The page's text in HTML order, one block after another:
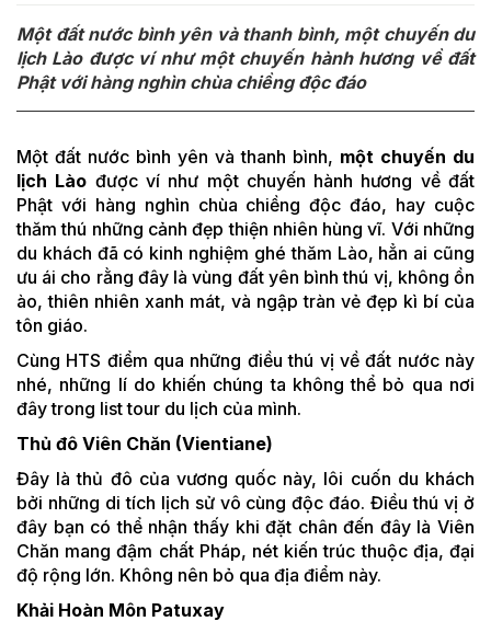
Một đất nước bình yên và thanh bình, một chuyến du
lịch Lào được ví như một chuyến hành hương về đất
Phật với hàng nghìn chùa chiềng độc đáo
Một đất nước bình yên và thanh bình, một chuyến du
lịch Lào được ví như một chuyến hành hương về đất
Phật với hàng nghìn chùa chiềng độc đáo, hay cuộc
thăm thú những cảnh đẹp thiện nhiên hùng vĩ. Với những
du khách đã có kinh nghiệm ghé thăm Lào, hẳn ai cũng
ưu ái cho rằng đây là vùng đất yên bình thú vị, không ồn
ào, thiên nhiên xanh mát, và ngập tràn vẻ đẹp kì bí của
tôn giáo.
Cùng HTS điểm qua những điều thú vị về đất nước này
nhé, những lí do khiến chúng ta không thể bỏ qua nơi
đây trong list tour du lịch của mình.
Thủ đô Viên Chăn (Vientiane)
Đây là thủ đô của vương quốc này, lôi cuốn du khách
bởi những di tích lịch sử vô cùng độc đáo. Điều thú vị ở
đây bạn có thể nhận thấy khi đặt chân đến đây là Viên
Chăn mang đậm chất Pháp, nét kiến trúc thuộc địa, đại
độ rộng lớn. Không nên bỏ qua địa điểm này.
Khải Hoàn Môn Patuxay